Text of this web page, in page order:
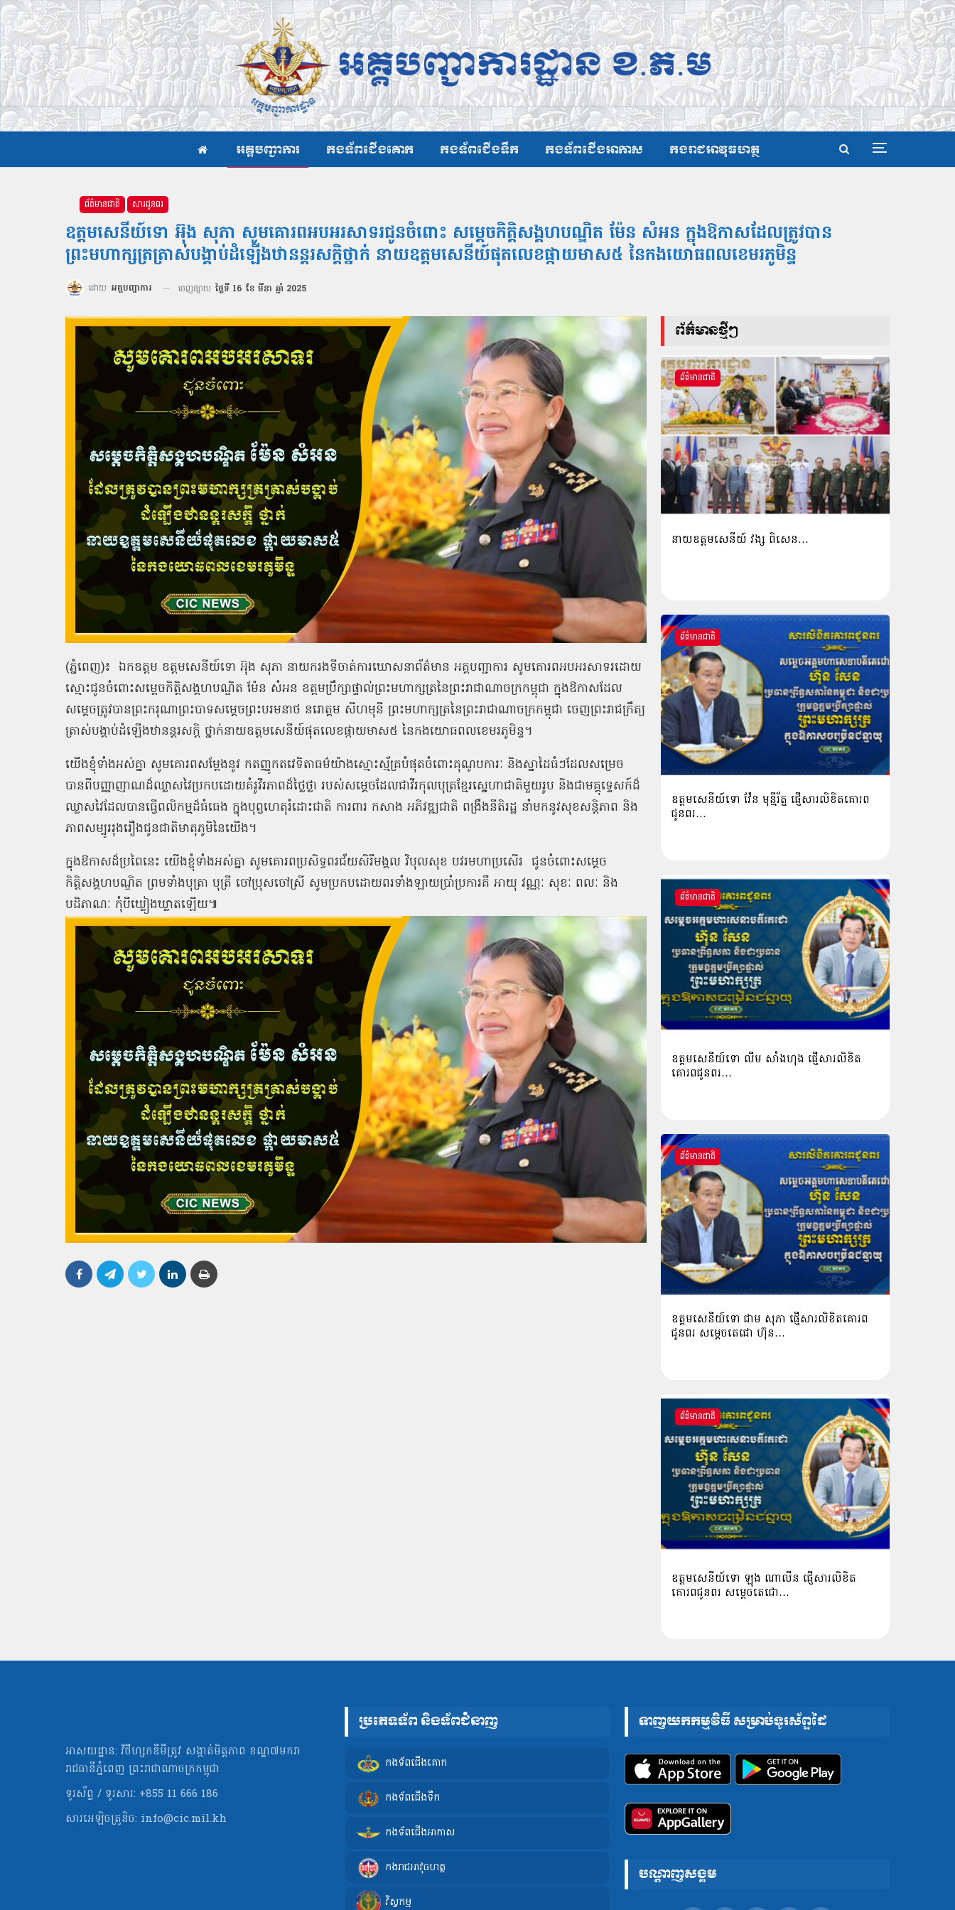
អគ្គបញ្ជាការ កងទ័ពជើងគោក កងទ័ពជើងទឹក កងទ័ពជើងអាកាស កងរាជអាវុធហត្ថ
ព័ត៌មានជាតិ សារជូនពរ
ឧត្ដមសេនីយ៍ទោ អ៊ុង សុភា សូមគោរពអបអរសាទរជូនចំពោះ សម្ដេចកិត្តិសង្គហបណ្ឌិត ម៉ែន សំអន ក្នុងឱកាសដែលត្រូវបាន
ព្រះមហាក្សត្រត្រាស់បង្គាប់ដំឡើងឋានន្តរសក្តិថ្នាក់ នាយឧត្តមសេនីយ៍ផុតលេខផ្កាយមាស៥ នៃកងយោធពលខេមរភូមិន្ទ
ដោយ អគ្គបញ្ជាការ ចេញផ្សាយ ថ្ងៃទី 16 ខែ មីនា ឆ្នាំ 2025
(ភ្នំពេញ)៖ ឯកឧត្តម ឧត្ដមសេនីយ៍ទោ អ៊ុង សុភា នាយករងទីចាត់ការឃោសនាព័ត៌មាន អគ្គបញ្ជាការ សូមគោរពអបអរសាទរដោយ
ស្មោះជូនចំពោះសម្ដេចកិត្តិសង្គហបណ្ឌិត ម៉ែន សំអន ឧត្តមប្រឹក្សាផ្ទាល់ព្រះមហាក្សត្រនៃព្រះរាជាណាចក្រកម្ពុជា ក្នុងឱកាសដែល
សម្ដេចត្រូវបានព្រះករុណាព្រះបាទសម្តេចព្រះបរមនាថ នរោត្តម សីហមុនី ព្រះមហាក្សត្រនៃព្រះរាជាណាចក្រកម្ពុជា ចេញព្រះរាជក្រឹត្យ
ត្រាស់បង្គាប់ដំឡើងឋានន្តរសក្តិ ថ្នាក់នាយឧត្តមសេនីយ៍ផុតលេខផ្កាយមាស៥ នៃកងយោធពលខេមរភូមិន្ទ។
យើងខ្ញុំទាំងអស់គ្នា សូមគោរពសម្តែងនូវ កតញ្ញូកតវេទិតាធម៌យ៉ាងស្មោះស្ម័គ្របំផុតចំពោះគុណូបការៈ និងស្នាដៃធំៗដែលសម្រេច
បានពីបញ្ញាញាណដ៏ឈ្លាសវៃប្រកបដោយគំរូវីរភាពដ៏ថ្លៃថ្លា របស់សម្ដេចដែលជាវីរកុលបុត្រខ្មែរស្នេហាជាតិមួយរូប និងជាមគ្គុទ្ទេសក៍ដ៏
ឈ្លាសវៃដែលបានធ្វើពលិកម្មដ៏ធំធេង ក្នុងបុព្វហេតុរំដោះជាតិ ការពារ កសាង អភិវឌ្ឍជាតិ ពង្រឹងនីតិរដ្ឋ នាំមកនូវសុខសន្តិភាព និង
ភាពសម្បូររុងរឿងជូនជាតិមាតុភូមិនៃយើង។
ក្នុងឱកាសដ៏ប្រពៃនេះ យើងខ្ញុំទាំងអស់គ្នា សូមគោរពប្រសិទ្ធពរជ័យសិរីមង្គល វិបុលសុខ បវរមហាប្រសើរ ជូនចំពោះសម្តេច
កិត្តិសង្គហបណ្ឌិត ព្រមទាំងបុត្រា បុត្រី ចៅប្រុសចៅស្រី សូមប្រកបដោយពរទាំងឡាយប្រាំប្រការគឺ អាយុ វណ្ណៈ សុខៈ ពលៈ និង
បដិភាណៈ កុំបីឃ្លៀងឃ្លាតឡើយ៕
ព័ត៌មានថ្មីៗ
ព័ត៌មានជាតិ
នាយឧត្តមសេនីយ៍ វង្ស ពិសេន…
ព័ត៌មានជាតិ
ឧត្តមសេនីយ៍ទោ វ៉ែន មុន្មីរ័ត្ន ផ្ញើសារលិខិតគោរព
ជូនពរ…
ព័ត៌មានជាតិ
ឧត្តមសេនីយ៍ទោ លីម​ សាំង​ហុង​ ផ្ញើសារលិខិត
គោរពជូនពរ…
ព័ត៌មានជាតិ
ឧត្តមសេនីយ៍ទោ ជាម សុភា ផ្ញើសារលិខិតគោរព
ជូនពរ សម្ដេចតេជោ ហ៊ុន…
ព័ត៌មានជាតិ
ឧត្ដមសេនីយ៍ទោ ឡុង ណាលីន ផ្ញើសារលិខិត
គោរពជូនពរ សម្ដេចតេជោ…
អាសយដ្ឋាន: វិថីហ្សកឌីមីត្រូវ សង្កាត់មិត្ដភាព ខណ្ឌ៧មករា
រាជធានីភ្នំពេញ ព្រះរាជាណាចក្រកម្ពុជា
ទូរស័ព្ទ / ទូរសារ: +855 11 666 186
សារអេឡិចត្រូនិច: info@cic.mil.kh
ប្រភេទទ័ព និងទ័ពជំនាញ
កងទ័ពជើងគោក
កងទ័ពជើងទឹក
កងទ័ពជើងអាកាស
កងរាជអាវុធហត្ថ
វិស្វកម្ម
ទាញយកកម្មវិធី សម្រាប់ទូរស័ព្ទដៃ
បណ្តាញសង្គម